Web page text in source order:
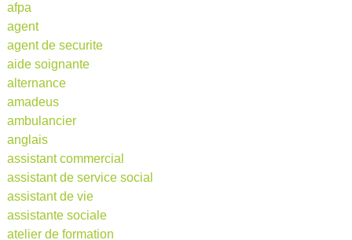
afpa
agent
agent de securite
aide soignante
alternance
amadeus
ambulancier
anglais
assistant commercial
assistant de service social
assistant de vie
assistante sociale
atelier de formation